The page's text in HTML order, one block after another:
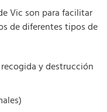
Vic son para facilitar
de diferentes tipos de
recogida y destrucción